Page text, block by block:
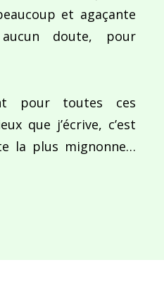
et agaçante
doute, pour
pour toutes ces
que j’écrive, c’est
la plus mignonne…